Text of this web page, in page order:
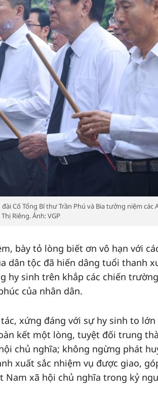
Cố Tổng Bí thư Trần Phú và Bia tưởng niệm các
Riêng. Ảnh: VGP
bày tỏ lòng biết ơn vô hạn với
dân tộc đã hiến dâng tuổi thanh
hy sinh trên khắp các chiến
của nhân dân.
xứng đáng với sự hy sinh to lớn
kết một lòng, tuyệt đối trung
chủ nghĩa; không ngừng phát
xuất sắc nhiệm vụ được giao,
Nam xã hội chủ nghĩa trong kỷ